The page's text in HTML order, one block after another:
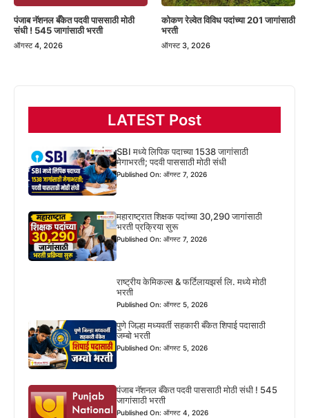
पंजाब नॅशनल बँकेत पदवी पाससाठी मोठी
संधी ! 545 जागांसाठी भरती
ऑगस्ट 4, 2026
कोकण रेल्वेत विविध पदांच्या 201 जागांसाठी
भरती
ऑगस्ट 3, 2026
LATEST Post
SBI मध्ये लिपिक पदाच्या 1538 जागांसाठी
मेगाभरती; पदवी पाससाठी मोठी संधी
Published On: ऑगस्ट 7, 2026
महाराष्ट्रात शिक्षक पदांच्या 30,290 जागांसाठी
भरती प्रक्रिया सुरू
Published On: ऑगस्ट 7, 2026
राष्ट्रीय केमिकल्स & फर्टिलायझर्स लि. मध्ये मोठी
भरती
Published On: ऑगस्ट 5, 2026
पुणे जिल्हा मध्यवर्ती सहकारी बँकेत शिपाई पदासाठी
जम्बो भरती
Published On: ऑगस्ट 5, 2026
पंजाब नॅशनल बँकेत पदवी पाससाठी मोठी संधी ! 545
जागांसाठी भरती
Published On: ऑगस्ट 4, 2026